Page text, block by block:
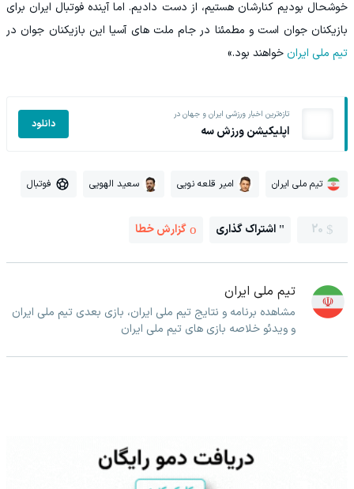
خوشحال بودیم کنارشان هستیم، از دست دادیم. اما آینده فوتبال ایران برای
بازیکنان جوان است و مطمئنا در جام ملت های آسیا این بازیکنان جوان در
تیم ملی ایرانخواهند بود.»
تازه‌ترین اخبار ورزشی ایران و جهان در
اپلیکیشن ورزش سه دانلود
تیم ملی ایران امیر قلعه نویی سعید الهویی فوتبال
20 اشتراک گذاری گزارش خطا
تیم ملی ایران
مشاهده برنامه و نتایج تیم ملی ایران، بازی بعدی تیم ملی ایران
و ویدئو خلاصه بازی های تیم ملی ایران